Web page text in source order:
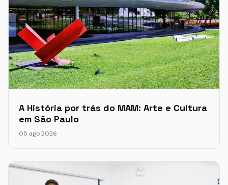
A História por trás do MAM: Arte e Cultura
em São Paulo
05 ago 2026